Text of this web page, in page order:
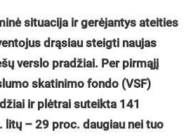
situacija ir gerėjantys ateities
drąsiau steigti naujas
verslo pradžiai. Per pirmąjį
skatinimo fondo (VSF)
ir plėtrai suteikta 141
litų – 29 proc. daugiau nei tuo